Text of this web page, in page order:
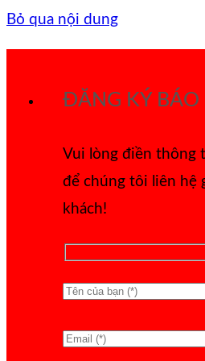
Bỏ qua nội dung
ĐĂNG KÝ BÁO
Vui lòng điền thông
để chúng tôi liên hệ
khách!